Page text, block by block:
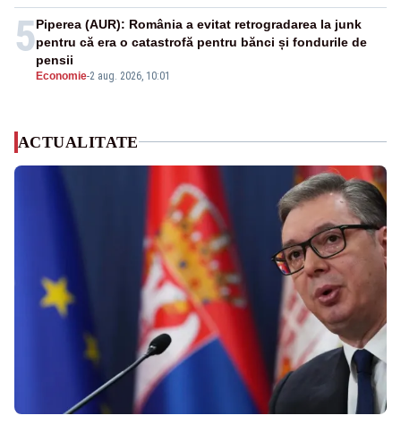
5
Economie-2 aug. 2026, 10:01
Piperea (AUR): România a evitat retrogradarea la junk
pentru că era o catastrofă pentru bănci și fondurile de
pensii
ACTUALITATE